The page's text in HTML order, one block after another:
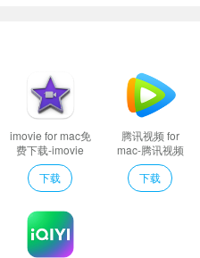
imovie for mac免
费下载-imovie
for mac下载
v10.3.5
下载
腾讯视频 for
mac-腾讯视频
mac版下载
v2.55.2.53483
下载